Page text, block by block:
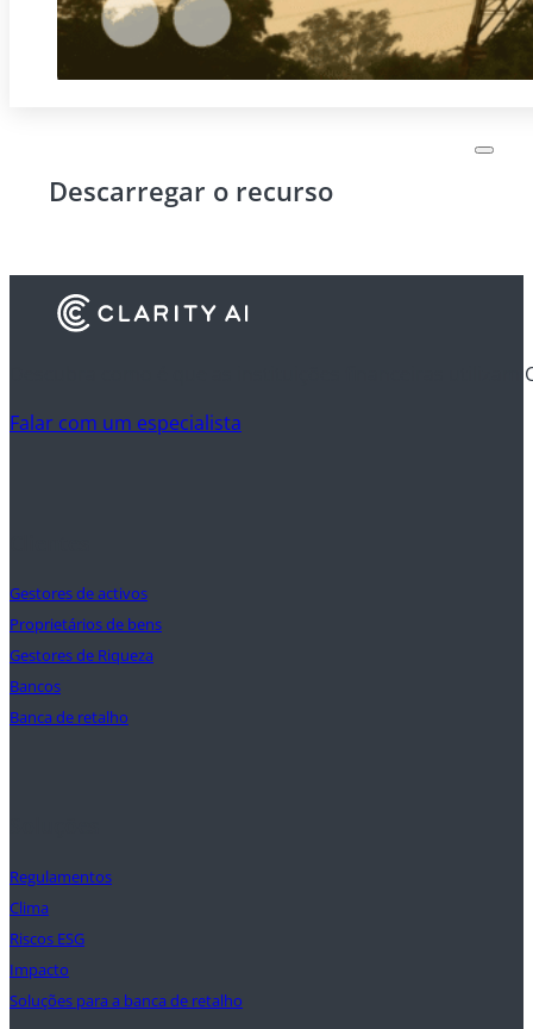
Descarregar o recurso
Descubra como é que as instituições financeiras
Falar com um especialista
Gestores de activos
Proprietários de bens
Gestores de Riqueza
Bancos
Banca de retalho
Regulamentos
Clima
Riscos ESG
Impacto
Soluções para a banca de retalho